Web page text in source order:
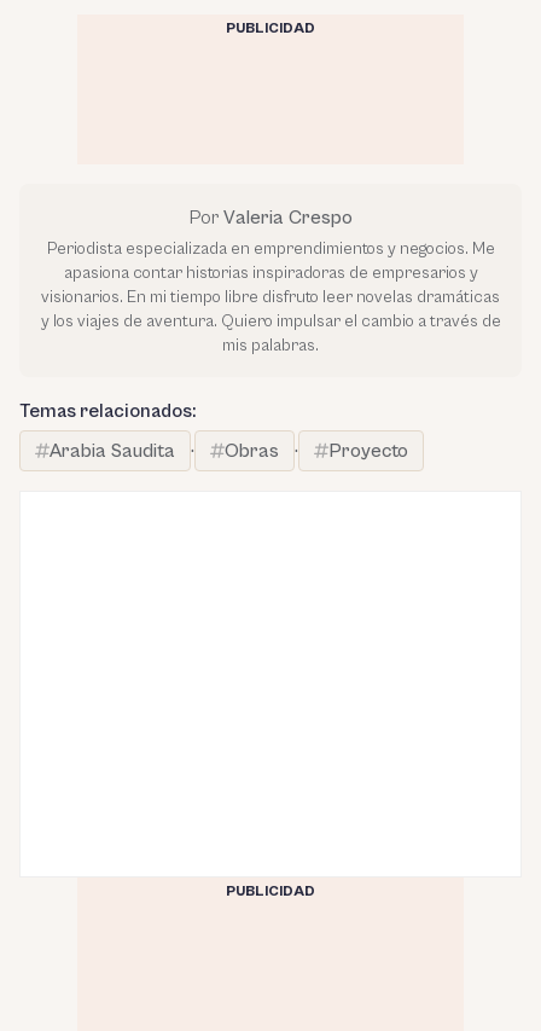
PUBLICIDAD
Por Valeria Crespo
Periodista especializada en emprendimientos y negocios. Me
apasiona contar historias inspiradoras de empresarios y
visionarios. En mi tiempo libre disfruto leer novelas dramáticas
y los viajes de aventura. Quiero impulsar el cambio a través de
mis palabras.
Temas relacionados:
Arabia Saudita
· Obras · Proyecto
PUBLICIDAD